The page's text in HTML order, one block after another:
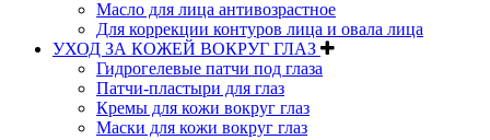
Масло для лица антивозрастное
Для коррекции контуров лица и овала лица
УХОД ЗА КОЖЕЙ ВОКРУГ ГЛАЗ
Гидрогелевые патчи под глаза
Патчи-пластыри для глаз
Кремы для кожи вокруг глаз
Маски для кожи вокруг глаз